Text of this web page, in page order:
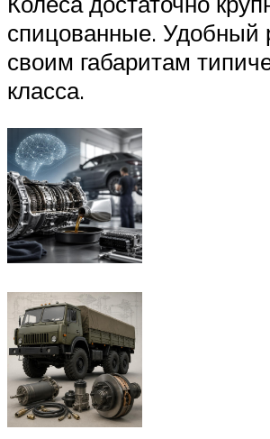
спицованные. Удобный
своим габаритам
класса.